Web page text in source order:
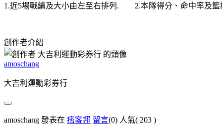
1.近5場戰績及大小由左至右排列. 2.本隊得分、命中率及籃
創作者介紹
amoschang
大吉利運動彩券行
amoschang 發表在 痞客邦 留言(0) 人氣( 203 )